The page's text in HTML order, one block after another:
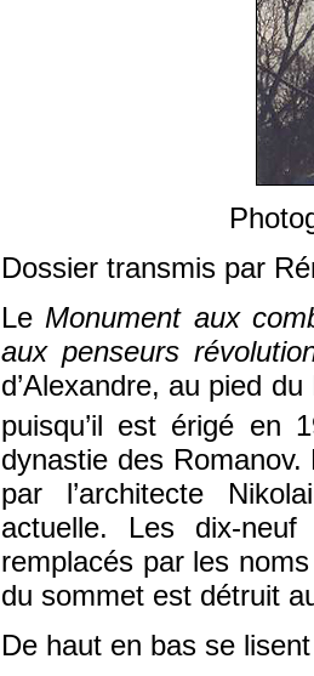
Dossier transmis par
Le Monument aux
aux penseurs
d’Alexandre, au pied
puisqu’il est érigé en
dynastie des
par l’architecte
actuelle. Les dix-
remplacés par les
du sommet est détruit
De haut en bas se